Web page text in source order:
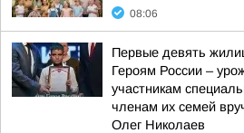
08:06
Первые девять
Героям России –
участникам
членам их семей
Олег Николаев